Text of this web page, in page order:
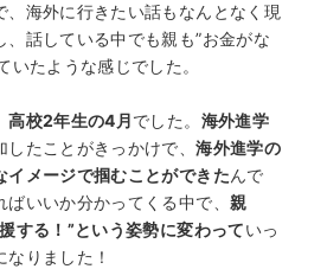
、海外に行きたい話もなんとなく現
、話している中でも親も”お金がな
いたような感じでした。
高校2年生の4月でした。 海外進学
したことがきっかけで、海外進学の
イメージで掴むことができたんで
いいか分かってくる中で、 親
する！”という姿勢に変わっていっ
りました！